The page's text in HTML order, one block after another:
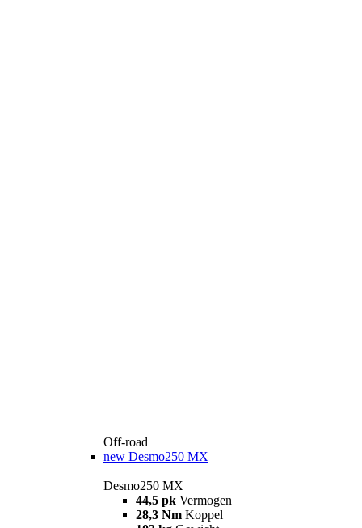
Off-road
new Desmo250 MX
Desmo250 MX
44,5 pk Vermogen
28,3 Nm Koppel